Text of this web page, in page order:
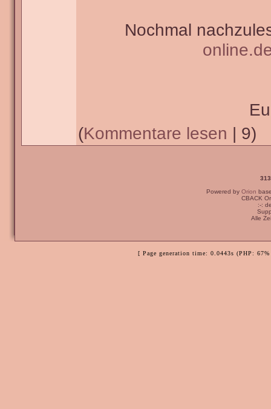
Nochmal
(Kommentare lesen | 9)
Powered by Orion
CBACK
:-:
Alle
[ Page generation time: 0.0443s (PHP: